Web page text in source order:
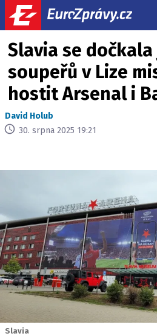
Slavia se dočkala
soupeřů v Lize
hostit Arsenal i
David Holub
30. srpna 2025 19:21
Slavia